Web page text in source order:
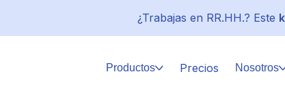
¿Trabajas en RR.HH.? Este
Productos Precios Nosotros